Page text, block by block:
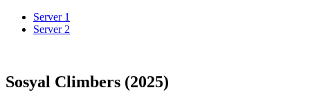
Server 1
Server 2
Sosyal Climbers (2025)